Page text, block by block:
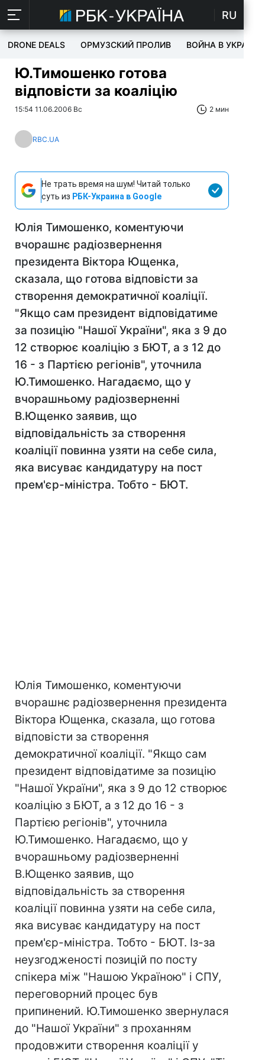
RU
DRONE DEALS ОРМУЗСКИЙ ПРОЛИВ ВОЙНА В УКРАИНЕ
Ю.Тимошенко готова
відповісти за коаліцію
15:54 11.06.2006 Вс 2 мин
RBC.UA
Не трать время на шум! Читай только
суть из РБК-Украина в Google
Юлія Тимошенко, коментуючи
вчорашнє радіозвернення
президента Віктора Ющенка,
сказала, що готова відповісти за
створення демократичної коаліції.
"Якщо сам президент відповідатиме
за позицію "Нашої України", яка з 9 до
12 створює коаліцію з БЮТ, а з 12 до
16 - з Партією регіонів", уточнила
Ю.Тимошенко. Нагадаємо, що у
вчорашньому радіозверненні
В.Ющенко заявив, що
відповідальність за створення
коаліції повинна узяти на себе сила,
яка висуває кандидатуру на пост
прем'єр-міністра. Тобто - БЮТ.
Юлія Тимошенко, коментуючи
вчорашнє радіозвернення президента
Віктора Ющенка, сказала, що готова
відповісти за створення
демократичної коаліції. "Якщо сам
президент відповідатиме за позицію
"Нашої України", яка з 9 до 12 створює
коаліцію з БЮТ, а з 12 до 16 - з
Партією регіонів", уточнила
Ю.Тимошенко. Нагадаємо, що у
вчорашньому радіозверненні
В.Ющенко заявив, що
відповідальність за створення
коаліції повинна узяти на себе сила,
яка висуває кандидатуру на пост
прем'єр-міністра. Тобто - БЮТ. Із-за
неузгодженості позицій по посту
спікера між "Нашою Україною" і СПУ,
переговорний процес був
припинений. Ю.Тимошенко звернулася
до "Нашої України" з проханням
продовжити створення коаліції у